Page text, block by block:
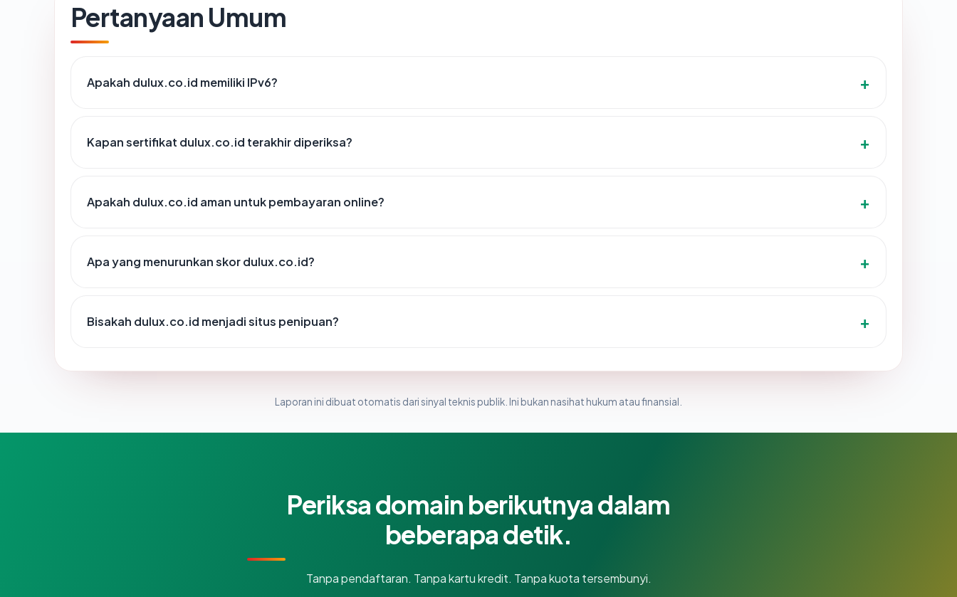
Pertanyaan Umum
Apakah dulux.co.id memiliki IPv6?
Kapan sertifikat dulux.co.id terakhir diperiksa?
Apakah dulux.co.id aman untuk pembayaran online?
Apa yang menurunkan skor dulux.co.id?
Bisakah dulux.co.id menjadi situs penipuan?
Laporan ini dibuat otomatis dari sinyal teknis publik. Ini bukan nasihat hukum atau finansial.
Periksa domain berikutnya dalam
beberapa detik.
Tanpa pendaftaran. Tanpa kartu kredit. Tanpa kuota tersembunyi.